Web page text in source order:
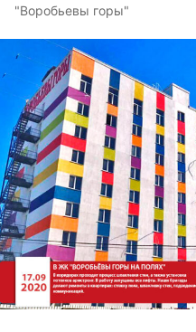
"Воробьевы горы"